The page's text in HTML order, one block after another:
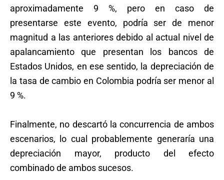
aproximadamente 9 %, pero en caso de
presentarse este evento, podría ser de menor
magnitud a las anteriores debido al actual nivel de
apalancamiento que presentan los bancos de
Estados Unidos, en ese sentido, la depreciación de
la tasa de cambio en Colombia podría ser menor al
9 %.
Finalmente, no descartó la concurrencia de ambos
escenarios, lo cual probablemente generaría una
depreciación mayor, producto del efecto
combinado de ambos sucesos.